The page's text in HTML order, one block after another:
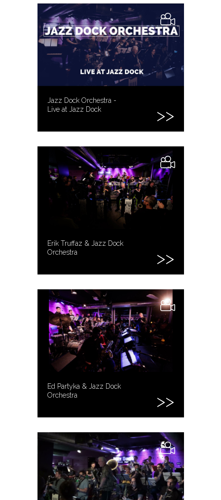
Jazz Dock Orchestra -
Live at Jazz Dock
Erik Truffaz & Jazz Dock
Orchestra
Ed Partyka & Jazz Dock
Orchestra